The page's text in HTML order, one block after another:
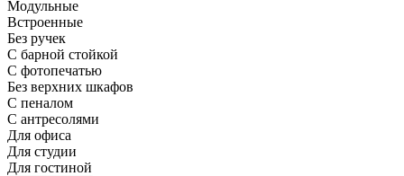
Модульные
Встроенные
Без ручек
С барной стойкой
С фотопечатью
Без верхних шкафов
С пеналом
С антресолями
Для офиса
Для студии
Для гостиной